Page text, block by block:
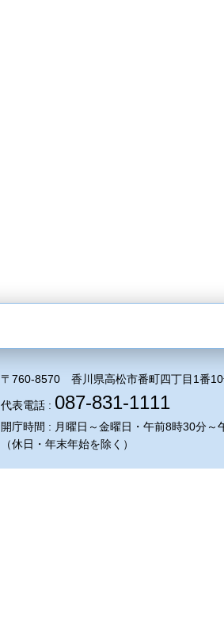
〒760-8570 香川県高松市番町四丁目1番
代表電話 : 087-831-1111
開庁時間 : 月曜日～金曜日・午前8時30分～
（休日・年末年始を除く）